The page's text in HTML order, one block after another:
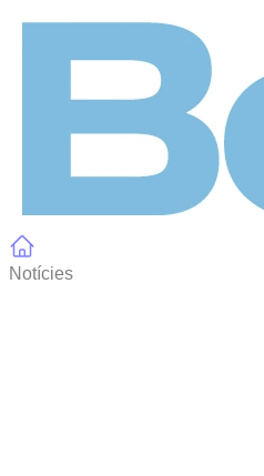
Notícies